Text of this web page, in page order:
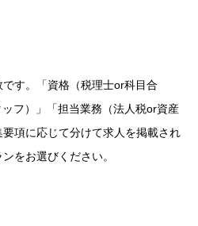
す。「資格（税理士or科目合
フ）」「担当業務（法人税or資産
項に応じて分けて求人を掲載され
をお選びください。